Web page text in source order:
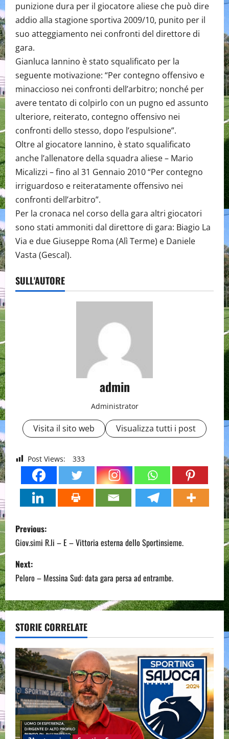
punizione dura per il giocatore aliese che può dire
addio alla stagione sportiva 2009/10, punito per il
suo atteggiamento nei confronti del direttore di
gara.
Gianluca Iannino è stato squalificato per la
seguente motivazione: “Per contegno offensivo e
minaccioso nei confronti dell’arbitro; nonché per
avere tentato di colpirlo con un pugno ed assunto
ulteriore, reiterato, contegno offensivo nei
confronti dello stesso, dopo l’espulsione”.
Oltre al giocatore Iannino, è stato squalificato
anche l’allenatore della squadra aliese – Mario
Micalizzi – fino al 31 Gennaio 2010 “Per contegno
irriguardoso e reiteratamente offensivo nei
confronti dell’arbitro”.
Per la cronaca nel corso della gara altri giocatori
sono stati ammoniti dal direttore di gara: Biagio La
Via e due Giuseppe Roma (Alì Terme) e Daniele
Vasta (Gescal).
SULL'AUTORE
admin
Administrator
Visita il sito web Visualizza tutti i post
Post Views: 333
P
o
s
t
n
a
v
i
g
a
Previous:
Giov.simi R.li – E – Vittoria esterna dello Sportinsieme.
Next:
Peloro – Messina Sud: data gara persa ad entrambe.
STORIE CORRELATE